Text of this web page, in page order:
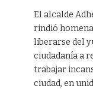
El alcalde
rindió
liberarse del
ciudadanía a
trabajar
ciudad, en